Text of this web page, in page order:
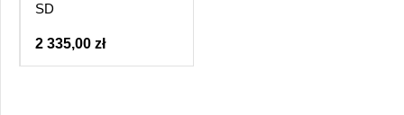
SD
2 335,00 zł